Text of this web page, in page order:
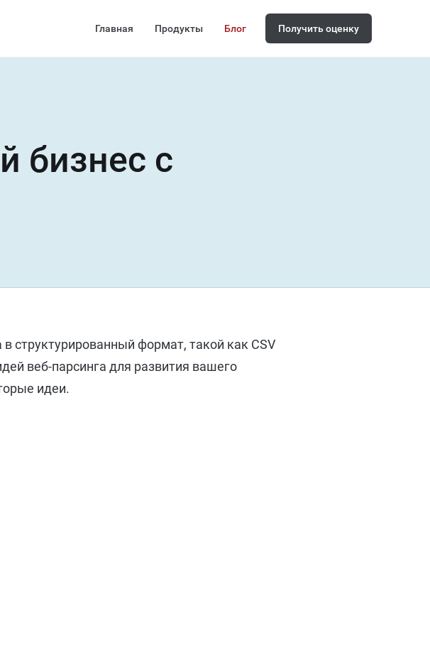
Главная Продукты Блог Получить оценку
бизнес с
структурированный формат, такой как CSV
веб-парсинга для развития вашего
идеи.